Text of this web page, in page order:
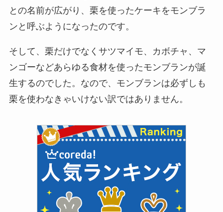
との名前が広がり、栗を使ったケーキをモンブラ
ンと呼ぶようになったのです。
そして、栗だけでなくサツマイモ、カボチャ、マ
ンゴーなどあらゆる食材を使ったモンブランが誕
生するのでした。なので、モンブランは必ずしも
栗を使わなきゃいけない訳ではありません。